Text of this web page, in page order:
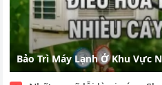
Bảo Trì Máy Lạnh Ở Khu Vực